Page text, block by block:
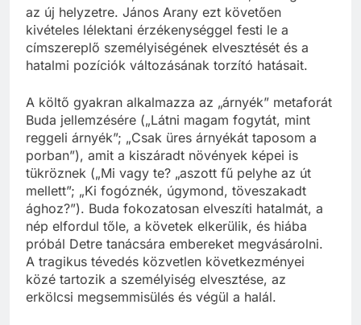
az új helyzetre. János Arany ezt követően
kivételes lélektani érzékenységgel festi le a
címszereplő személyiségének elvesztését és a
hatalmi pozíciók változásának torzító hatásait.
A költő gyakran alkalmazza az „árnyék” metaforát
Buda jellemzésére („Látni magam fogytát, mint
reggeli árnyék”; „Csak üres árnyékát taposom a
porban”), amit a kiszáradt növények képei is
tükröznek („Mi vagy te? „aszott fű pelyhe az út
mellett”; „Ki fogóznék, úgymond, töveszakadt
ághoz?”). Buda fokozatosan elveszíti hatalmát, a
nép elfordul tőle, a követek elkerülik, és hiába
próbál Detre tanácsára embereket megvásárolni.
A tragikus tévedés közvetlen következményei
közé tartozik a személyiség elvesztése, az
erkölcsi megsemmisülés és végül a halál.